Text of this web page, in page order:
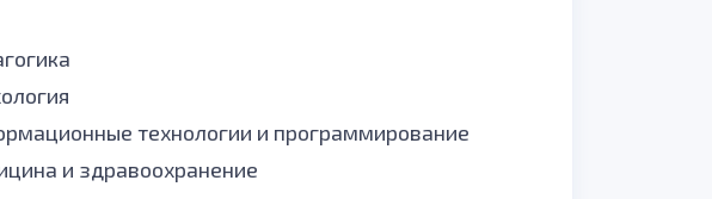
технологии и программирование
и здравоохранение